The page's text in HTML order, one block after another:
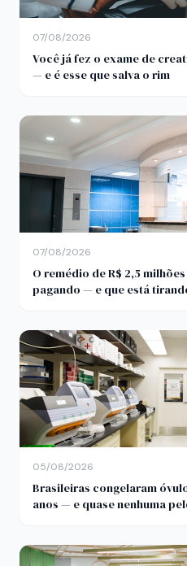
07/08/2026
Você já fez o exame de
— e é esse que salva o rim
07/08/2026
O remédio de R$ 2,5
pagando — e que está
05/08/2026
Brasileiras congelaram
anos — e quase nenhuma